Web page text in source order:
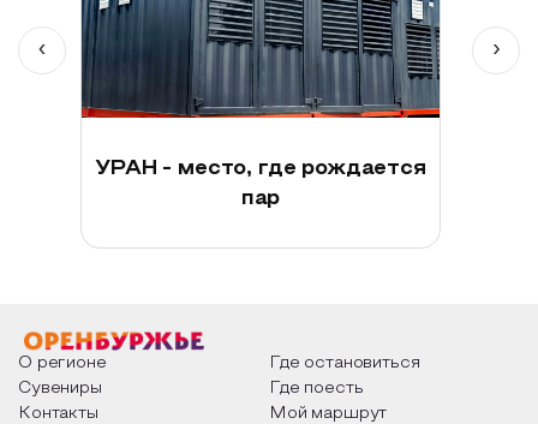
‹
УРАН - место, где рождается
пар
›
О регионе
Где остановиться
Сувениры
Где поесть
Контакты
Мой маршрут